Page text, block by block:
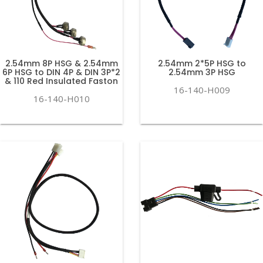
2.54mm 8P HSG & 2.54mm
6P HSG to DIN 4P & DIN 3P*2
& 110 Red Insulated Faston
16-140-H010
2.54mm 2*5P HSG to
2.54mm 3P HSG
16-140-H009